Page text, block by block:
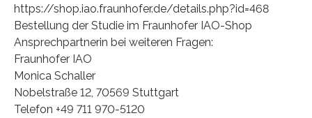
https://shop.iao.fraunhofer.de/details.php?id=468
Bestellung der Studie im Fraunhofer IAO-Shop
Ansprechpartnerin bei weiteren Fragen:
Fraunhofer IAO
Monica Schaller
Nobelstraße 12, 70569 Stuttgart
Telefon +49 711 970-5120